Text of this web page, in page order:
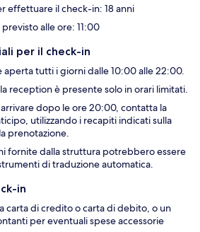
effettuare il check-in: 18 anni
alle ore: 11:00
per il check-in
aperta tutti i giorni dalle 10:00 alle 22:00.
reception è presente solo in orari limitati.
dopo le ore 20:00, contatta la
utilizzando i recapiti indicati sulla
prenotazione.
fornite dalla struttura potrebbero essere
di traduzione automatica.
in
carta di credito o carta di debito, o un
per eventuali spese accessorie